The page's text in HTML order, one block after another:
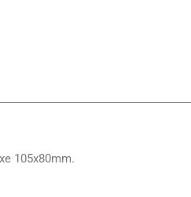
105x80mm.